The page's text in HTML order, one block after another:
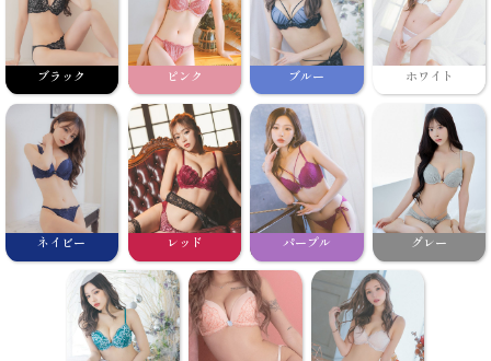
ブラック ピンク ブルー ホワイト
ネイビー レッド パープル グレー